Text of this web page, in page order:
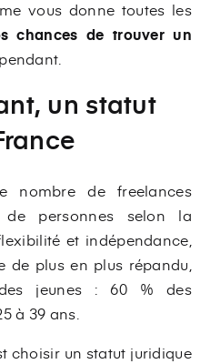
vous donne toutes les
chances de trouver un
un statut
nombre de freelances
personnes selon la
et indépendance,
de plus en plus répandu,
jeunes : 60 % des
à 39 ans.
choisir un statut juridique